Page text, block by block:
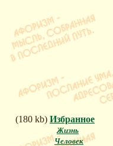
(180 kb) Избранное
Жизнь
Человек